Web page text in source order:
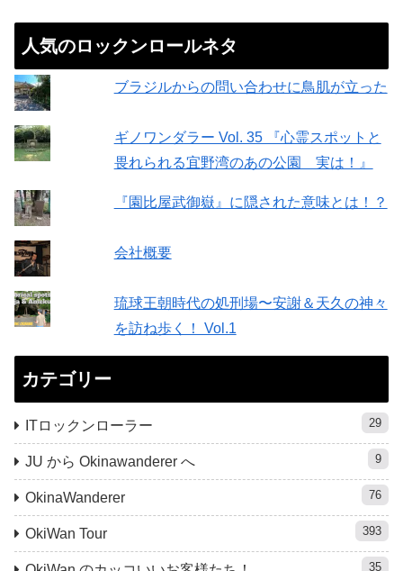
人気のロックンロールネタ
ブラジルからの問い合わせに鳥肌が立った
ギノワンダラー Vol. 35 『心霊スポットと
畏れられる宜野湾のあの公園 実は！』
『園比屋武御嶽』に隠された意味とは！？
会社概要
琉球王朝時代の処刑場〜安謝＆天久の神々
を訪ね歩く！ Vol.1
カテゴリー
ITロックンローラー 29
JU から Okinawanderer へ 9
OkinaWanderer 76
OkiWan Tour 393
35